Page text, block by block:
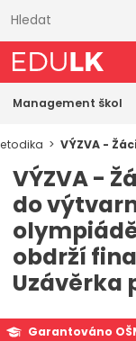
obsahu
Management škol
VÝZVA -
VÝZVA -
do
obdrží
Uzávěrka
Garantováno